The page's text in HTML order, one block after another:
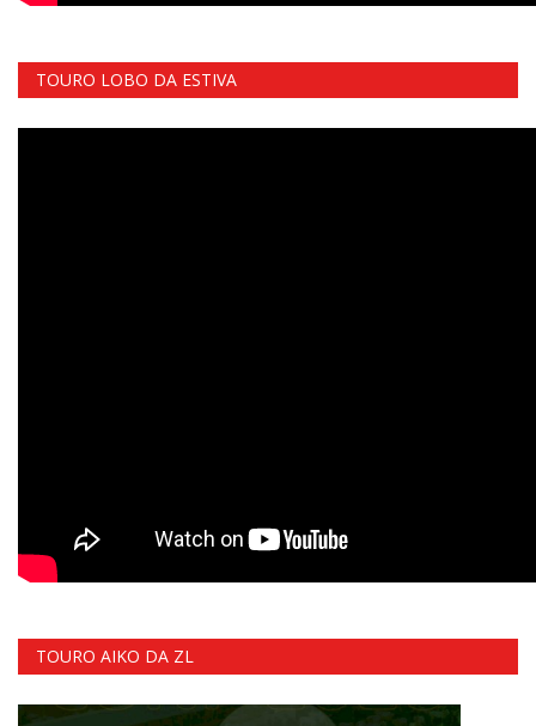
TOURO LOBO DA ESTIVA
TOURO AIKO DA ZL